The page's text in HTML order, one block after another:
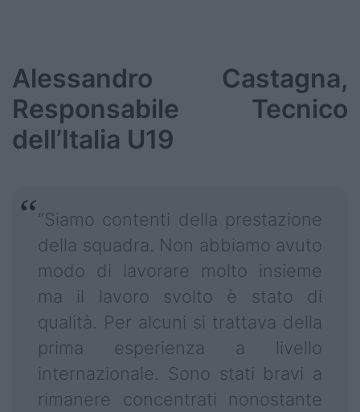
Alessandro Castagna,
Responsabile Tecnico
dell’Italia U19
“Siamo contenti della prestazione
della squadra. Non abbiamo avuto
modo di lavorare molto insieme
ma il lavoro svolto è stato di
qualità. Per alcuni si trattava della
prima esperienza a livello
internazionale. Sono stati bravi a
rimanere concentrati nonostante